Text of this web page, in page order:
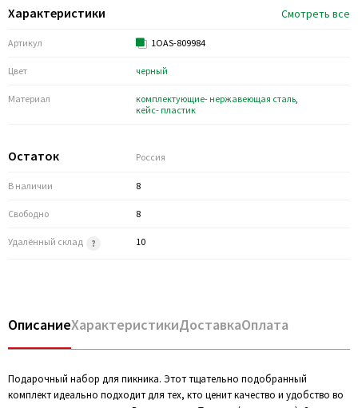
Характеристики Смотреть все
Артикул 1OAS-809984
Цвет черный
Материал комплектующие- нержавеющая cталь,
кейс- пластик
Остаток Россия
В наличии 8
Свободно 8
Удалённый склад 10
ОписаниеХарактеристикиДоставкаОплата
Подарочный набор для пикника. Этот тщательно подобранный
комплект идеально подходит для тех, кто ценит качество и удобство во